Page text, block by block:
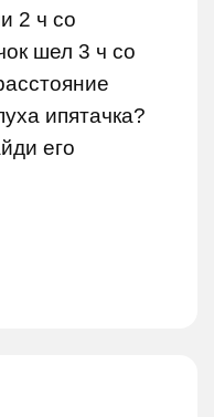
2 ч со
шел 3 ч со
ипятачка?
его